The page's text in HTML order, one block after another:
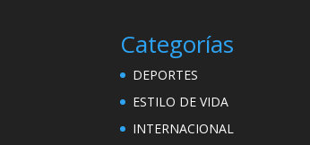
Categorías
DEPORTES
ESTILO DE VIDA
INTERNACIONAL